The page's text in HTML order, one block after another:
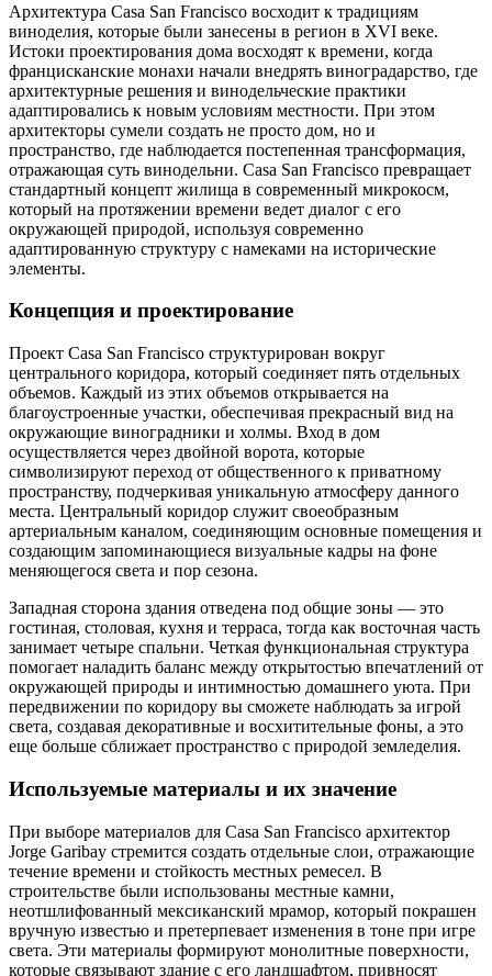
Архитектура Casa San Francisco восходит к традициям
виноделия, которые были занесены в регион в XVI веке.
Истоки проектирования дома восходят к времени, когда
францисканские монахи начали внедрять виноградарство, где
архитектурные решения и винодельческие практики
адаптировались к новым условиям местности. При этом
архитекторы сумели создать не просто дом, но и
пространство, где наблюдается постепенная трансформация,
отражающая суть винодельни. Casa San Francisco превращает
стандартный концепт жилища в современный микрокосм,
который на протяжении времени ведет диалог с его
окружающей природой, используя современно
адаптированную структуру с намеками на исторические
элементы.
Концепция и проектирование
Проект Casa San Francisco структурирован вокруг
центрального коридора, который соединяет пять отдельных
объемов. Каждый из этих объемов открывается на
благоустроенные участки, обеспечивая прекрасный вид на
окружающие виноградники и холмы. Вход в дом
осуществляется через двойной ворота, которые
символизируют переход от общественного к приватному
пространству, подчеркивая уникальную атмосферу данного
места. Центральный коридор служит своеобразным
артериальным каналом, соединяющим основные помещения и
создающим запоминающиеся визуальные кадры на фоне
меняющегося света и пор сезона.
Западная сторона здания отведена под общие зоны — это
гостиная, столовая, кухня и терраса, тогда как восточная часть
занимает четыре спальни. Четкая функциональная структура
помогает наладить баланс между открытостью впечатлений от
окружающей природы и интимностью домашнего уюта. При
передвижении по коридору вы сможете наблюдать за игрой
света, создавая декоративные и восхитительные фоны, а это
еще больше сближает пространство с природой земледелия.
Используемые материалы и их значение
При выборе материалов для Casa San Francisco архитектор
Jorge Garibay стремится создать отдельные слои, отражающие
течение времени и стойкость местных ремесел. В
строительстве были использованы местные камни,
неотшлифованный мексиканский мрамор, который покрашен
вручную известью и претерпевает изменения в тоне при игре
света. Эти материалы формируют монолитные поверхности,
которые связывают здание с его ландшафтом, привносят